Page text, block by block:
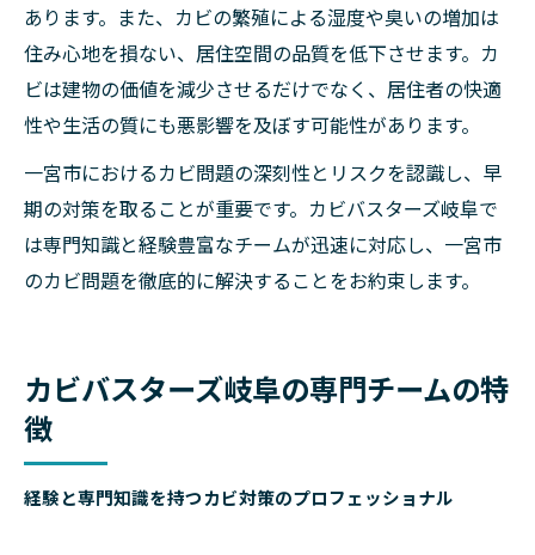
あります。また、カビの繁殖による湿度や臭いの増加は
住み心地を損ない、居住空間の品質を低下させます。カ
ビは建物の価値を減少させるだけでなく、居住者の快適
性や生活の質にも悪影響を及ぼす可能性があります。
一宮市におけるカビ問題の深刻性とリスクを認識し、早
期の対策を取ることが重要です。カビバスターズ岐阜で
は専門知識と経験豊富なチームが迅速に対応し、一宮市
のカビ問題を徹底的に解決することをお約束します。
カビバスターズ岐阜の専門チームの特
徴
経験と専門知識を持つカビ対策のプロフェッショナル